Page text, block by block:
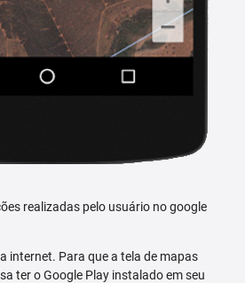
realizadas pelo usuário no google
internet. Para que a tela de mapas
ter o Google Play instalado em seu